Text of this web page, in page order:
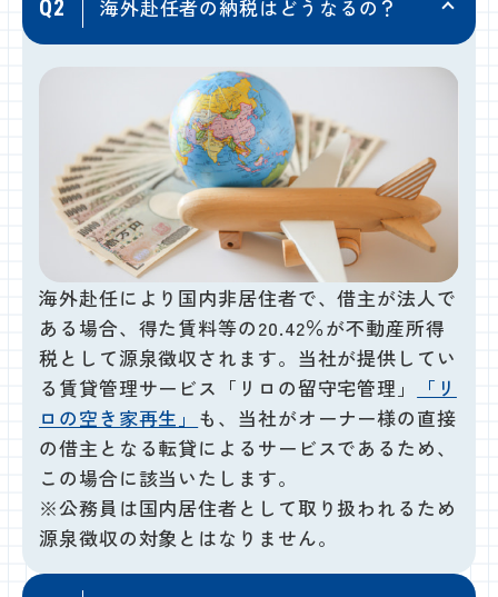
Q2 海外赴任者の納税はどうなるの？
海外赴任により国内非居住者で、借主が法人で
ある場合、得た賃料等の20.42％が不動産所得
税として源泉徴収されます。当社が提供してい
る賃貸管理サービス「リロの留守宅管理」
「リ
ロの空き家再生」 も、当社がオーナー様の直接
の借主となる転貸によるサービスであるため、
この場合に該当いたします。
※公務員は国内居住者として取り扱われるため
源泉徴収の対象とはなりません。